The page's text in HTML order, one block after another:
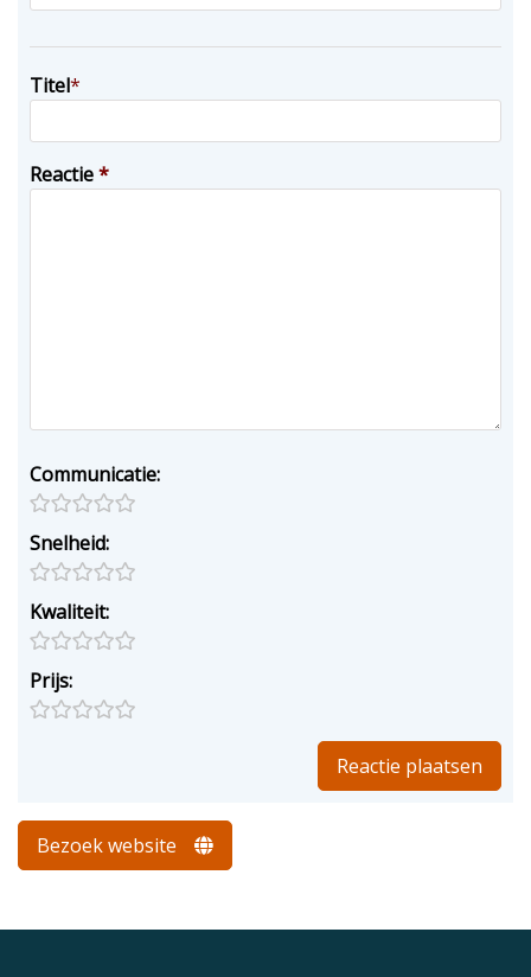
Titel*
Reactie*
Communicatie:
Snelheid:
Kwaliteit:
Prijs:
Bezoek website